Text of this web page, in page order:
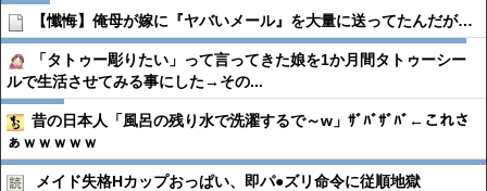
【懺悔】俺母が嫁に『ヤバいメール』を大量に送ってたんだが…
「タトゥー彫りたい」って言ってきた娘を1か月間タトゥーシー
ルで生活させてみる事にした→その...
昔の日本人「風呂の残り水で洗濯するで～w」ｻﾞﾊﾞｻﾞﾊﾞ←これさ
ぁｗｗｗｗｗ
メイド失格Hカップおっぱい、即パ●︎ズリ命令に従順地獄